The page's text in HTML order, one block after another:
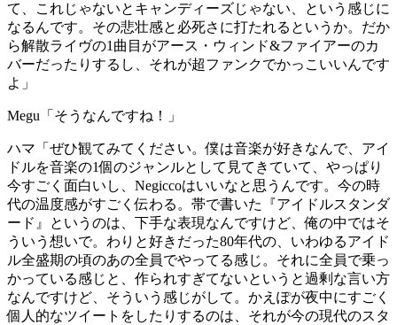
て、これじゃないとキャンディーズじゃない、という感じに
なるんです。その悲壮感と必死さに打たれるというか。だか
ら解散ライヴの1曲目がアース・ウィンド&ファイアーのカ
バーだったりするし、それが超ファンクでかっこいいんです
よ」
Megu 「そうなんですね！」
ハマ 「ぜひ観てみてください。僕は音楽が好きなんで、アイ
ドルを音楽の1個のジャンルとして見てきていて、やっぱり
今すごく面白いし、Negiccoはいいなと思うんです。今の時
代の温度感がすごく伝わる。帯で書いた『アイドルスタンダ
ード』というのは、下手な表現なんですけど、俺の中ではそ
ういう想いで。わりと好きだった80年代の、いわゆるアイド
ル全盛期の頃のあの全員でやってる感じ。それに全員で乗っ
かっている感じと、作られすぎてないというと過剰な言い方
なんですけど、そういう感じがして。かえぽが夜中にすごく
個人的なツイートをしたりするのは、それが今の現代のスタ